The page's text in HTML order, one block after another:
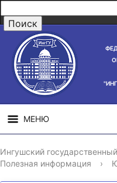
МЕНЮ
СВЕДЕНИЯ ОБ
ОБРАЗОВАТЕЛЬНОЙ
ОРГАНИЗАЦИИ
Ингушский
Полезная информация
›